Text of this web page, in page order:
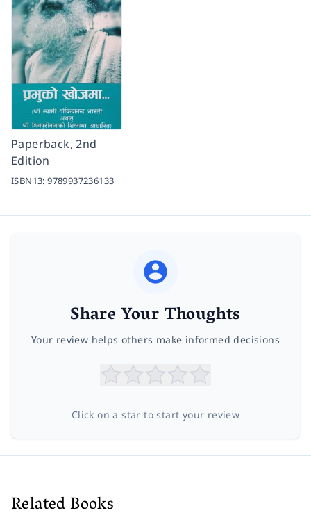
Paperback, 2nd
Edition
ISBN13:9789937236133
Share Your Thoughts
Your review helps others make informed decisions
Click on a star to start your review
Related Books